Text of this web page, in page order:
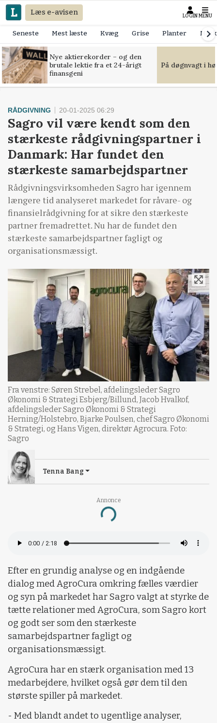
Læs e-avisen LOGIN MENU
Seneste Mest læste Kvæg Grise Planter
Nye aktierekorder – og den
brutale lektie fra et 24-årigt
finansgeni
På døgnvagt i
Annonce
Loading...
RÅDGIVNING 20-01-2025 06:29
Sagro vil være kendt som den
stærkeste rådgivningspartner i
Danmark: Har fundet den
stærkeste samarbejdspartner
Rådgivningsvirksomheden Sagro har igennem
længere tid analyseret markedet for råvare- og
finansielrådgivning for at sikre den stærkeste
partner fremadrettet. Nu har de fundet den
stærkeste samarbejdspartner fagligt og
organisationsmæssigt.
Fra venstre: Søren Strebel, afdelingsleder Sagro
Økonomi & Strategi Esbjerg/Billund, Jacob Hvalkof,
afdelingsleder Sagro Økonomi & Strategi
Herning/Holstebro, Bjarke Poulsen, chef Sagro Økonomi
& Strategi, og Hans Vigen, direktør Agrocura. Foto:
Sagro
Tenna Bang
Efter en grundig analyse og en indgående
dialog med AgroCura omkring fælles værdier
og syn på markedet har Sagro valgt at styrke de
tætte relationer med AgroCura, som Sagro kort
og godt ser som den stærkeste
samarbejdspartner fagligt og
organisationsmæssigt.
AgroCura har en stærk organisation med 13
medarbejdere, hvilket også gør dem til den
største spiller på markedet.
- Med blandt andet to ugentlige analyser,